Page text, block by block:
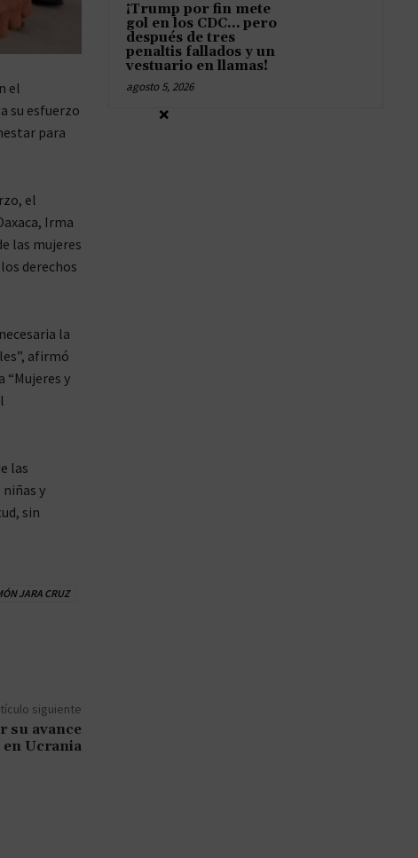
el
su esfuerzo
para
el
Irma
las mujeres
derechos
la
afirmó
“Mujeres y
las
y
sin
JARA CRUZ
siguiente
su avance
en Ucrania
¡Trump por fin mete
gol en los CDC… pero
después de tres
penaltis fallados y un
vestuario en llamas!
agosto 5, 2026
×